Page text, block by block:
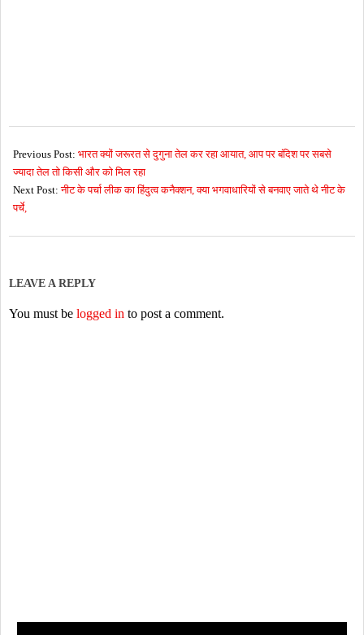
05-
19
Previous Post: भारत क्यों जरूरत से दुगुना तेल कर रहा आयात, आप पर बंदिश पर सबसे
ज्यादा तेल तो किसी और को मिल रहा
Next Post:नीट के पर्चा लीक का हिंदुत्व कनैक्शन, क्या भगवाधारियों से बनवाए जाते थे नीट के
पर्चे,
LEAVE A REPLY
You must be logged in to post a comment.